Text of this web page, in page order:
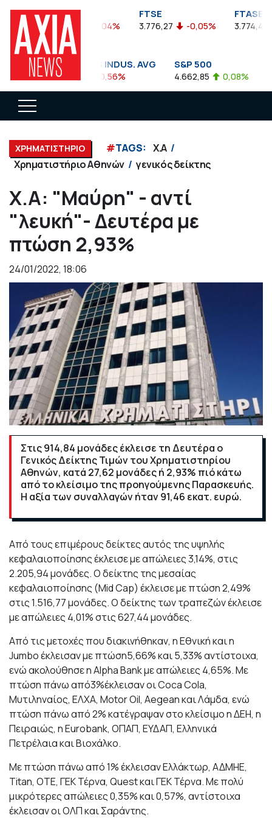
FTSEA
899,47 -0,04%
FTSE
3.776,27 -0,05%
FTASE
3.774,48
DOW JONES INDUS. AVG
35.911,81 -0,56%
S&P 500
4.662,85 0,08%
ΧΡΗΜΑΤΙΣΤΗΡΙΟ #TAGS: Χ.Α
Χρηματιστήριο Αθηνών
γενικός δείκτης
Χ.Α: "Μαύρη" - αντί
"λευκή"- Δευτέρα με
πτώση 2,93%
24/01/2022, 18:06
Στις 914,84 μονάδες έκλεισε τη Δευτέρα ο
Γενικός Δείκτης Τιμών του Χρηματιστηρίου
Αθηνών, κατά 27,62 μονάδες ή 2,93% πιό κάτω
από το κλείσιμο της προηγούμενης Παρασκευής.
Η αξία των συναλλαγών ήταν 91,46 εκατ. ευρώ.
Από τους επιμέρους δείκτες αυτός της υψηλής
κεφαλαιοποίησηςέκλεισε με απώλειες 3,14%, στις
2.205,94 μονάδες. Ο δείκτης της μεσαίας
κεφαλαιοποίησης (Mid Cap) έκλεισε με πτώση 2,49%
στις 1.516,77 μονάδες. Ο δείκτης των τραπεζών έκλεισε
με απώλειες 4,01% στις 627,44 μονάδες.
Από τις μετοχές που διακινήθηκαν, η Εθνική και η
Jumbo έκλεισαν με πτώση5,66% και 5,33% αντίστοιχα,
ενώ ακολούθησε η Alpha Bank με απώλειες 4,65%. Με
πτώση πάνω από3%έκλεισαν οι Coca Cola,
Μυτιληναίος, ΕΛΧΑ, Motor Oil, Aegean και Λάμδα, ενώ
πτώση πάνω από 2% κατέγραψαν στο κλείσιμο η ΔΕΗ, η
Πειραιώς, η Eurobank, ΟΠΑΠ, ΕΥΔΑΠ, Ελληνικά
Πετρέλαια και Βιοχάλκο.
Με πτώση πάνω από 1% έκλεισαν Ελλάκτωρ, ΑΔΜΗΕ,
Titan, ΟΤΕ, ΓΕΚ Τέρνα, Quest και ΓΕΚ Τέρνα. Με πολύ
μικρότερες απώλειες 0,35% και 0,57%, αντίστοιχα
έκλεισαν οι ΟΛΠ και Σαράντης.